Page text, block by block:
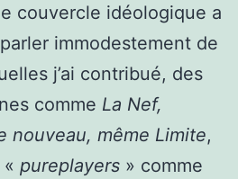
couvercle idéologique a
immodestement de
j’ai contribué, des
comme La Nef,
nouveau, même Limite,
pureplayers » comme